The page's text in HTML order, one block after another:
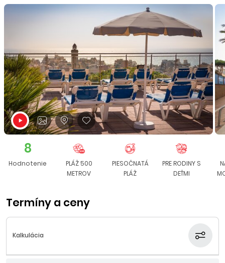
8
Hodnotenie
PLÁŽ 500
METROV
PIESOČNATÁ
PLÁŽ
PRE RODINY S
DEŤMI
Termíny a ceny
Kalkulácia